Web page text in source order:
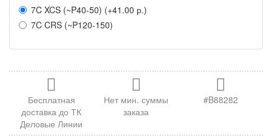
7C XCS (~P40-50) (+41.00 р.)
7C CRS (~P120-150)
Бесплатная
доставка до ТК
Деловые Линии
Нет мин. суммы
заказа
#B88282